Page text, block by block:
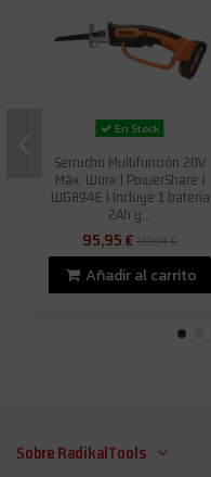
En Stock
Serrucho Multifunción 20V
Máx. Worx | PowerShare |
WG894E | Incluye 1 batería
2Ah y...
95,95 €120,94 €
Añadir al carrito
Sobre RadikalTools